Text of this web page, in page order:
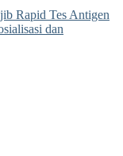
Rapid Tes Antigen
dan